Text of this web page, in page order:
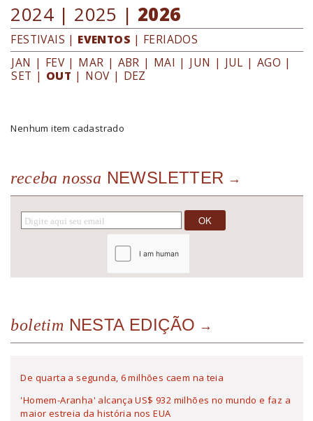
2024 | 2025 | 2026
FESTIVAIS | EVENTOS | FERIADOS
JAN | FEV | MAR | ABR | MAI | JUN | JUL | AGO |
SET | OUT | NOV | DEZ
Nenhum item cadastrado
receba nossa NEWSLETTER
boletim NESTA EDIÇÃO
De quarta a segunda, 6 milhões caem na teia
'Homem-Aranha' alcança US$ 932 milhões no mundo e faz a
maior estreia da história nos EUA